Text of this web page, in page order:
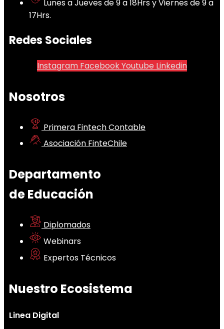
Lunes a Jueves de 9 a 18Hrs y Viernes de 9 a
17Hrs.
Redes Sociales
Instagram FacebookYoutube Linkedin
Nosotros
Primera Fintech Contable
Asociación FinteChile
Departamento
de Educación
Diplomados
Webinars
Expertos Técnicos
Nuestro Ecosistema
Linea Digital